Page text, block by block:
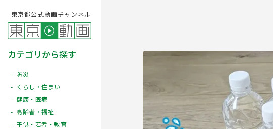
東京都公式動画チャンネル
カテゴリから探す
防災
くらし・住まい
健康・医療
高齢者・福祉
子供・若者・教育